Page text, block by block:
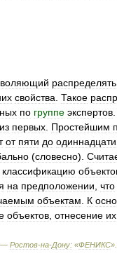
распределять
свойства Такое
по группе экспертов
из первых Простейшим
от пяти до одиннадцати
(словесно).
классификацию
на предположении что
объектам К
объектов отнесение их
. — Ростов-на-Дону: «ФЕНИКС»